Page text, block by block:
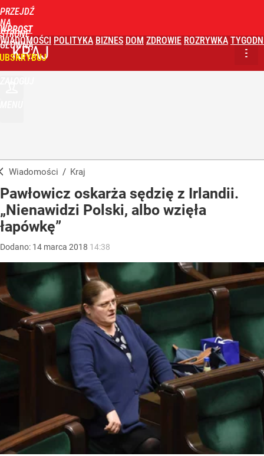
PRZEJDŹ
NA
STRONĘ
GŁÓWNĄ
WPROST
WIADOMOŚCI POLITYKA BIZNES DOM ZDROWIE ROZRYWKA
KRAJ
Wiadomości / Kraj
Pawłowicz oskarża sędzię z Irlandii.
„Nienawidzi Polski, albo wzięła
łapówkę”
Dodano: 14 marca 2018 14:38